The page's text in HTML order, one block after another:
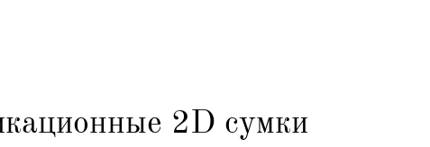
2D сумки